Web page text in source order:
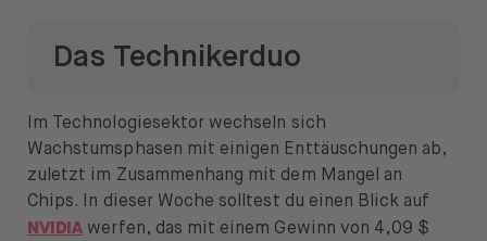
Das Technikerduo
Im Technologiesektor wechseln sich
Wachstumsphasen mit einigen Enttäuschungen ab,
zuletzt im Zusammenhang mit dem Mangel an
Chips. In dieser Woche solltest du einen Blick auf
NVIDIA werfen, das mit einem Gewinn von 4,09 $